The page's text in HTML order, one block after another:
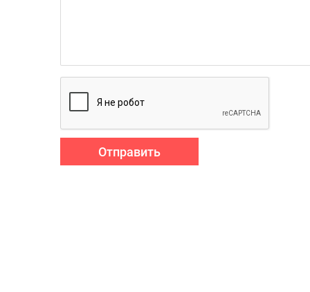
Отправить